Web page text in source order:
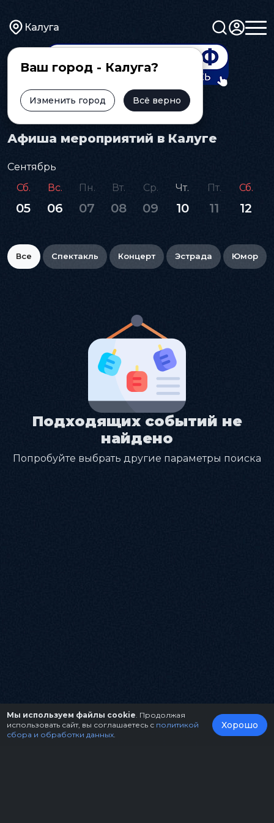
Калуга
Ваш город - Калуга?
Изменить город Всё верно
Главная Афиша
Афиша мероприятий в Калуге
Сентябрь
Сб.
05
Вс.
06
Пн.
07
Вт.
08
Ср.
09
Чт.
10
Пт.
11
Сб.
12
Все Спектакль Концерт Эстрада Юмор
Подходящих событий не
найдено
Попробуйте выбрать другие параметры поиска
Мы используем файлы cookie . Продолжая
использовать сайт, вы соглашаетесь с политикой
сбора и обработки данных
Хорошо